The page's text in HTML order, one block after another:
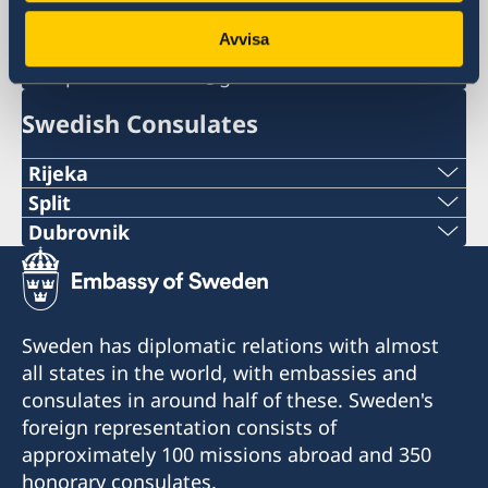
Avvisa
ambassaden.zagreb@gov.se
ambassaden.zagreb-
pass.konsulart@gov.se
Swedish Consulates
Rijeka
Telephone:
+385 51 212 287
E-mail:
swedish.consulate.ri@gmail.com
Honorary Consulate of Sweden
Riva 4
51 000 Rijeka
Split
Phone:
+38521282196
swedish.consulate.split@gmail.com
Honorary Consulate of Sweden
Ulica Hrvatske mornarice 1 J
21 000 Split
Dubrovnik
Telephone:
+385 99 58 999 22
E-mail:
swedish.consulate.du@gmail.com
Honorary Consulate of Sweden
Vukovarska 17 XIX
Sweden has diplomatic relations with almost
all states in the world, with embassies and
consulates in around half of these. Sweden's
foreign representation consists of
approximately 100 missions abroad and 350
honorary consulates.